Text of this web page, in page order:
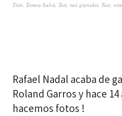
Titin, Tomeu Salvá, Tuti, tuti gianakis, Tuts,
Rafael Nadal acaba de
Roland Garros y hace
hacemos fotos !